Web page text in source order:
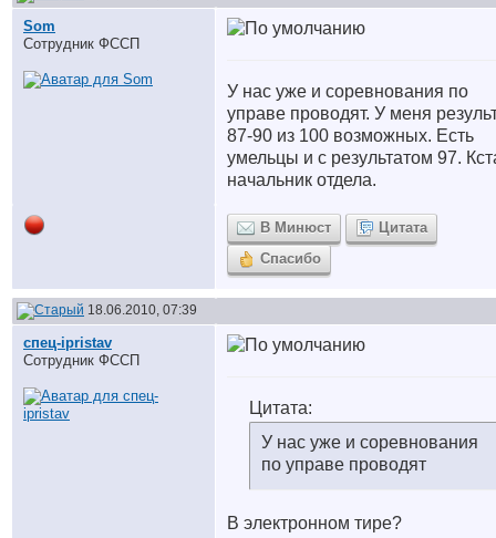
Som
Сотрудник ФССП
У нас уже и соревнования по
управе проводят. У меня
87-90 из 100 возможных. Есть
умельцы и с результатом 97.
начальник отдела.
В Минюст
Цитата
Спасибо
18.06.2010, 07:39
спец-ipristav
Сотрудник ФССП
Цитата:
У нас уже и соревнования
по управе проводят
В электронном тире?